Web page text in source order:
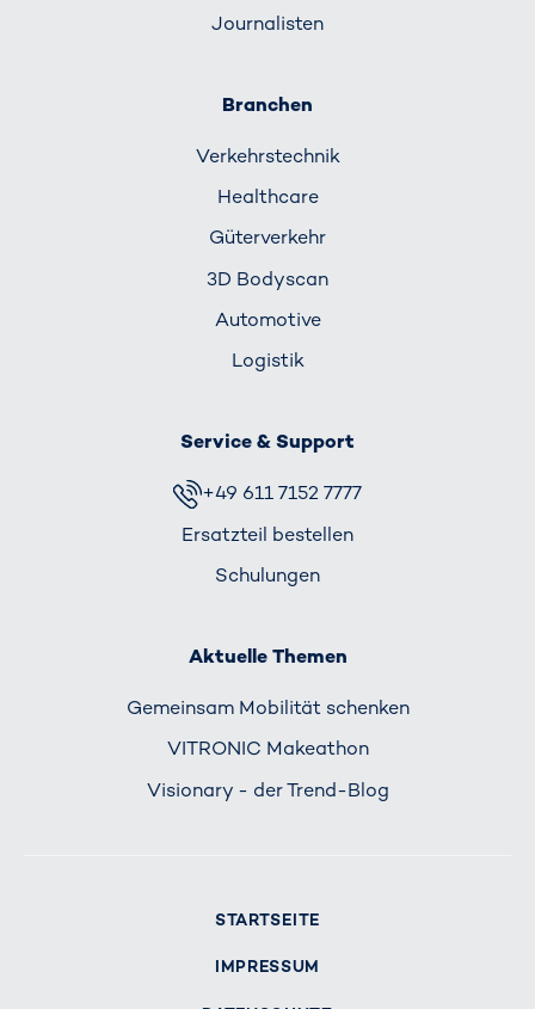
Journalisten
Branchen
Verkehrs­technik
Healthcare
Güterverkehr
3D Bodyscan
Automotive
Logistik
Service & Support
+49 611 7152 7777
Ersatzteil bestellen
Schulungen
Aktuelle Themen
Gemeinsam Mobilität schenken
VITRONIC Makeathon
Visionary - der Trend-Blog
STARTSEITE
IMPRESSUM